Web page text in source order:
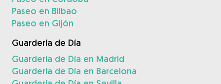
Paseo en Bilbao
Paseo en Gijón
Guardería de Día
Guardería de Día en Madrid
Guardería de Día en Barcelona